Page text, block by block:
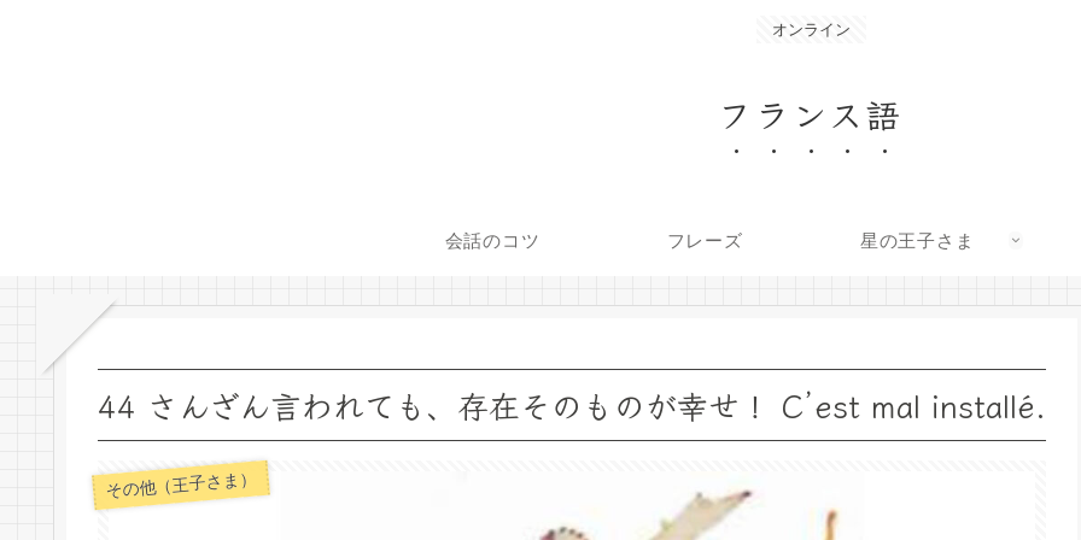
オンライン
フランス語
会話のコツ フレーズ 星の王子さま
44 さんざん言われても、存在そのものが幸せ！ C’est mal installé.
その他（王子さま）